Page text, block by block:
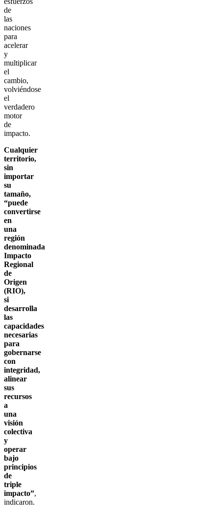
de
las
naciones
para
acelerar
y
multiplicar
el
cambio,
volviéndose
el
verdadero
motor
de
impacto.
Cualquier
territorio,
sin
importar
su
tamaño,
“puede
convertirse
en
una
región
denominada
Impacto
Regional
de
Origen
(RIO),
si
desarrolla
las
capacidades
necesarias
para
gobernarse
con
integridad,
alinear
sus
recursos
a
una
visión
colectiva
y
operar
bajo
principios
de
triple
impacto”,
indicaron.